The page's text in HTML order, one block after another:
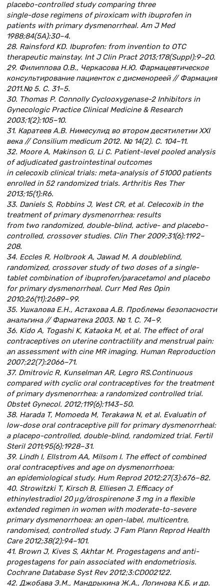
placebo-controlled study comparing three
single-dose regimens of piroxicam with ibuprofen in
patients with primary dysmenorrheal. Am J Med
1988;84(5A):30–4.
28. Rainsford KD. Ibuprofen: from invention to OTC
therapeutic mainstay. Int J Clin Pract 2013;178(Suppl):9–20.
29. Филиппова О.В., Черкасова Н.Ю. Фармацевтическое
консультирование пациенток с дисменореей // Фармация
2011.№ 5. С. 31–5.
30. Thomas P. Connolly Cyclooxygenase-2 Inhibitors in
Gynecologic Practice Clinical Medicine & Research
2003;1(2):105–10.
31. Каратеев А.В. Нимесулид во втором десятилетии XXI
века // Consilium medicum 2012. № 14(2). С. 104–11.
32. Moore A, Makinson G, Li C. Patient-level pooled analysis
of adjudicated gastrointestinal outcomes
in celecoxib clinical trials: meta-analysis of 51000 patients
enrolled in 52 randomized trials. Arthritis Res Ther
2013;15(1):R6.
33. Daniels S, Robbins J, West CR, et al. Celecoxib in the
treatment of primary dysmenorrhea: results
from two randomized, double-blind, active- and placebo-
controlled, crossover studies. Clin Ther 2009;31(6):1192–
208.
34. Eccles R, Holbrook A, Jawad M. A doubleblind,
randomized, crossover study of two doses of a single-
tablet combination of ibuprofen/paracetamol and placebo
for primary dysmenorrheal. Curr Med Res Opin
2010;26(11):2689–99.
35. Ушкалова Е.Н., Астахова А.В. Проблемы безопасности
анальгина // Фарматека 2003. № 1. С. 74–9.
36. Kido A, Togashi K, Kataoka M, et al. The effect of oral
contraceptives on uterine contractility and menstrual pain:
an assessment with cine MR imaging. Human Reproduction
2007;22(7):2066–71.
37. Dmitrovic R, Kunselman AR, Legro RS.Continuous
compared with cyclic oral contraceptives for the treatment
of primary dysmenorrhea: a randomized controlled trial.
Obstet Gynecol. 2012;119(6):1143–50.
38. Harada T, Momoeda M, Terakawa N, et al. Evaluatin of
low-dose oral contraceptive pill for primary dysmenorrheal:
a placepo-controlled, double-blind, randomized trial. Fertil
Steril 2011;95(6):1928–31.
39. Lindh I, Ellstrom AA, Milsom I. The effect of combined
oral contraceptives and age on dysmenorrhoea:
an epidemiological study. Hum Reprod 2012;27(3):676–82.
40. Strowitzki T, Kirsch B, Elliesen J. Efficacy of
ethinylestradiol 20 μg/drospirenone 3 mg in a flexible
extended regimen in women with moderate-to-severe
primary dysmenorrhoea: an open-label, multicentre,
randomised, controlled study. J Fam Plann Reprod Health
Care 2012;38(2):94–101.
41. Brown J, Kives S, Akhtar M. Progestagens and anti-
progestagens for pain associated with endometriosis.
Cochrane Database Syst Rev 2012;3:CD002122.
42. Джобава Э.М., Мандрыкина Ж.А., Логинова К.Б. и др.